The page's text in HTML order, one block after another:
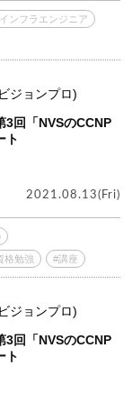
ンフラエンジニア
ジョンプロ)
3回「NVSのCCNP
ト
2021.08.13(Fri)
格勉強 #講座
ジョンプロ)
3回「NVSのCCNP
ト